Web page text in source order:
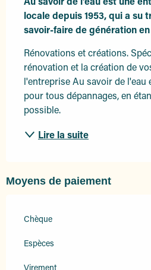
locale depuis 1953, qui a su
savoir-faire de génération
Rénovations et créations.
rénovation et la création de
l'entreprise Au savoir de l'eau
pour tous dépannages, en
possible.
Lire la suite
Moyens de paiement
Chèque
Espèces
Virement